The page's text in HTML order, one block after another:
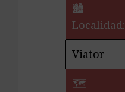
🏙️
Localidad:
Viator
🗺